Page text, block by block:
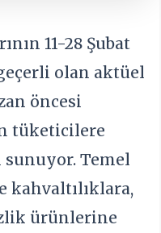
11-28 Şubat
olan aktüel
öncesi
tüketicilere
Temel
kahvaltılıklara,
ürünlerine